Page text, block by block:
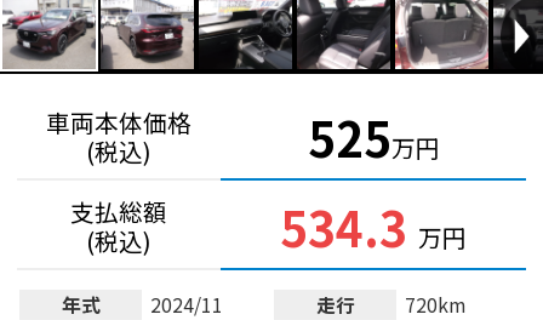
車両本体価格
(税込)
525万円
支払総額
(税込)
534.3 万円
年式 2024/11 走行
720km